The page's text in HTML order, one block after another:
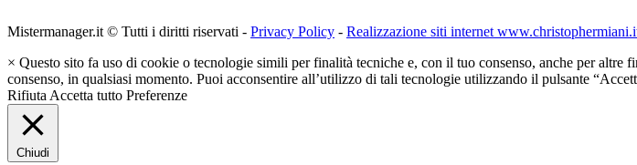
Mistermanager.it © Tutti i diritti riservati - Privacy Policy - Realizzazione siti internet
× Questo sito fa uso di cookie o tecnologie simili per finalità tecniche e, con il tuo consenso, anche per
consenso, in qualsiasi momento. Puoi acconsentire all’utilizzo di tali tecnologie utilizzando il pulsante
Rifiuta Accetta tutto Preferenze
Chiudi